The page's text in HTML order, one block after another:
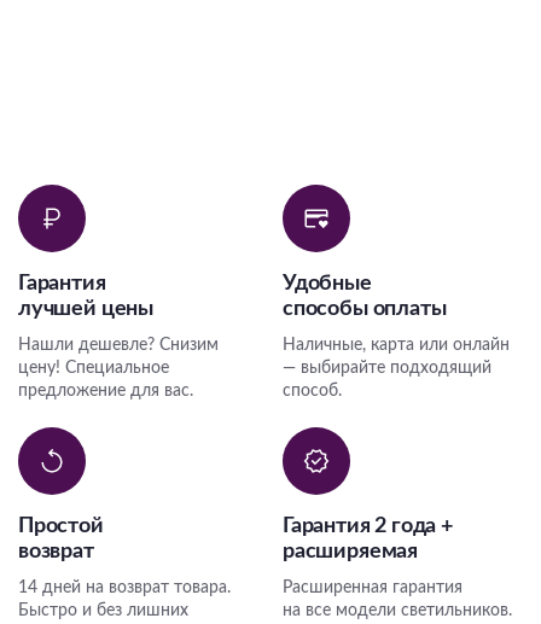
Гарантия
лучшей цены
Нашли дешевле? Снизим
цену! Специальное
предложение для вас.
Удобные
способы оплаты
Наличные, карта или онлайн
— выбирайте подходящий
способ.
Простой
возврат
14 дней на возврат товара.
Быстро и без лишних
Гарантия 2 года +
расширяемая
Расширенная гарантия
на все модели светильников.